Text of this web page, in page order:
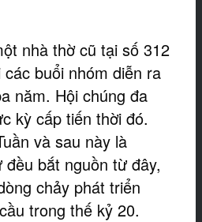
nhà thờ cũ tại số 312
buổi nhóm diễn ra
năm. Hội chúng đa
kỳ cấp tiến thời đó.
và sau này là
đều bắt nguồn từ đây,
chảy phát triển
trong thế kỷ 20.